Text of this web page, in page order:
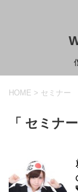
HOME > セミナー
「 セミナ